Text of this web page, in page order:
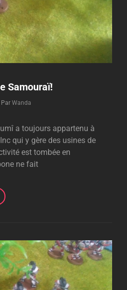
Samouraï!
Par Byline
Wanda
a toujours appartenu à
qui y gère des usines de
est tombée en
ne fait